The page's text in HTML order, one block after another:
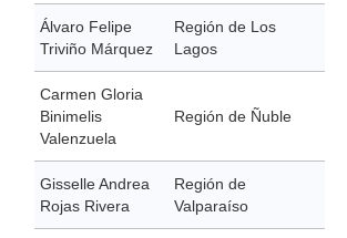
Álvaro Felipe
Triviño Márquez
Región de Los
Lagos
Carmen Gloria
Binimelis
Valenzuela
Región de Ñuble
Gisselle Andrea
Rojas Rivera
Región de
Valparaíso